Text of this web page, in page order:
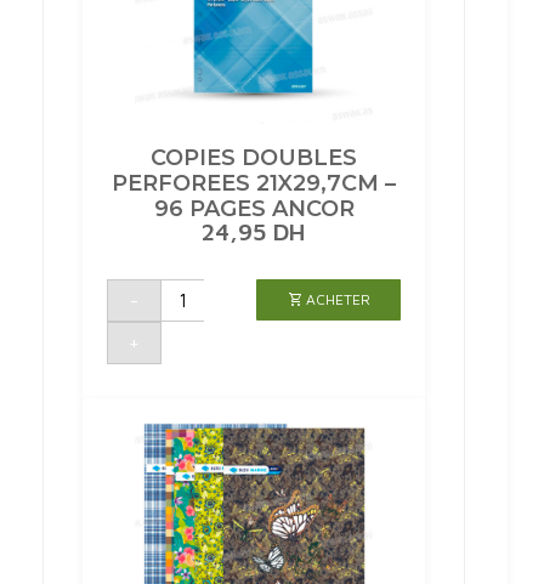
COPIES DOUBLES
PERFOREES 21X29,7CM –
96 PAGES ANCOR
24,95 DH
-
quantité
COPIES
21X29,7CM
ANCOR
+
ACHETER